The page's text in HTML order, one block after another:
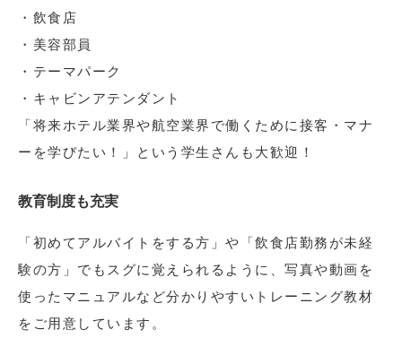
・飲食店
・美容部員
・テーマパーク
・キャビンアテンダント
「将来ホテル業界や航空業界で働くために接客・マナ
ーを学びたい！」という学生さんも大歓迎！
教育制度も充実
「初めてアルバイトをする方」や「飲食店勤務が未経
験の方」でもスグに覚えられるように、写真や動画を
使ったマニュアルなど分かりやすいトレーニング教材
をご用意しています。